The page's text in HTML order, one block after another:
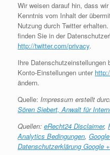
Wir weisen darauf hin, dass
Kenntnis vom Inhalt der
Nutzung durch Twitter
finden Sie in der
http://twitter.com/privacy.
Ihre Datenschutzeinstellungen
Konto-Einstellungen unter
ändern.
Quelle: Impressum erstellt
Sören Siebert, Anwalt für
Quellen: eRecht24 Disclaimer,
Analytics Bedingungen,
Datenschutzerklärung Google